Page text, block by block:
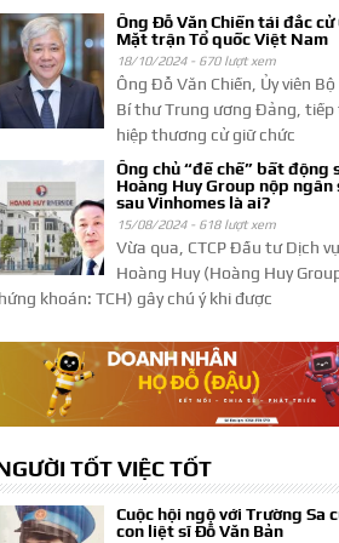
Ông Đỗ Văn Chiến tái đắc cử
Mặt trận Tổ quốc Việt Nam
18/10/2024 - 670 lượt xem
Ông Đỗ Văn Chiến, Ủy viên Bộ
Bí thư Trung ương Đảng, tiếp
hiệp thương cử giữ chức
Ông chủ “đế chế” bất động
Hoàng Huy Group nộp ngân
sau Vinhomes là ai?
15/08/2024 - 618 lượt xem
Vừa qua, CTCP Đầu tư Dịch
Hoàng Huy (Hoàng Huy
khoán: TCH) gây chú ý khi được
TỐT VIỆC TỐT
Cuộc hội ngộ với Trường Sa
con liệt sĩ Đỗ Văn Bản